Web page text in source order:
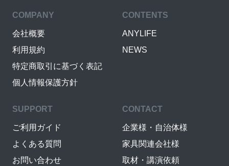
COMPANY
会社概要
利用規約
特定商取引に基づく表記
個人情報保護方針
CONTENTS
ANYLIFE
NEWS
SUPPORT
ご利用ガイド
よくある質問
お問い合わせ
CONTACT
企業様・自治体様
家具関連会社様
取材・講演依頼